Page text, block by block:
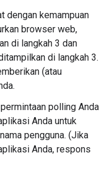
dengan kemampuan
browser web,
di langkah 3 dan
di langkah 3.
(atau
polling Anda
Anda untuk
pengguna. (Jika
Anda, respons